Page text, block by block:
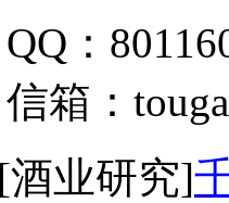
：
箱：
[酒业研究]